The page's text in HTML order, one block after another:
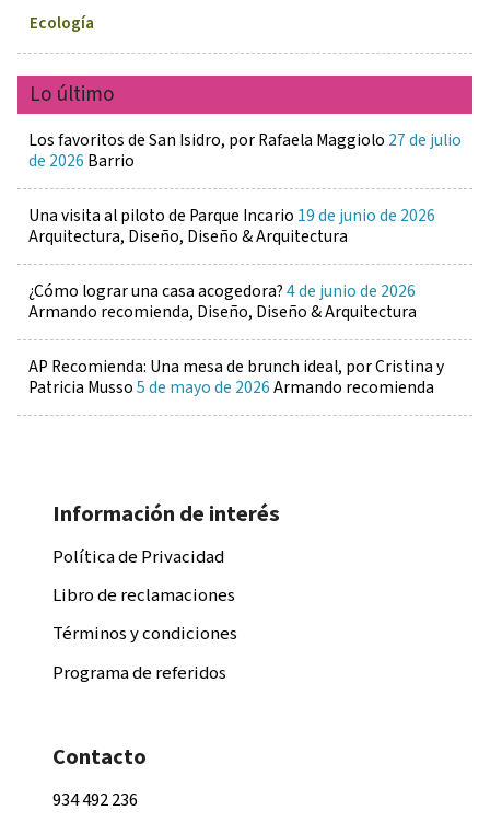
Ecología
Lo último
Los favoritos de San Isidro, por Rafaela Maggiolo 27 de julio
de 2026 Barrio
Una visita al piloto de Parque Incario 19 de junio de 2026
Arquitectura, Diseño, Diseño & Arquitectura
¿Cómo lograr una casa acogedora?4 de junio de 2026
Armando recomienda, Diseño, Diseño & Arquitectura
AP Recomienda: Una mesa de brunch ideal, por Cristina y
Patricia Musso5 de mayo de 2026Armando recomienda
Información de interés
Política de Privacidad
Libro de reclamaciones
Términos y condiciones
Programa de referidos
Contacto
934 492 236